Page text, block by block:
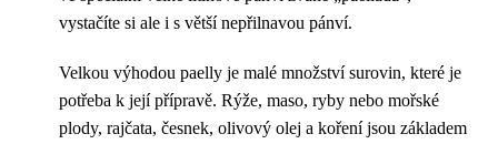
vystačíte si ale i s větší nepřilnavou pánví.
Velkou výhodou paelly je malé množství surovin, které je
potřeba k její přípravě. Rýže, maso, ryby nebo mořské
plody, rajčata, česnek, olivový olej a koření jsou základem